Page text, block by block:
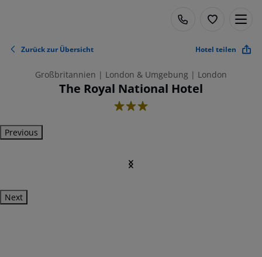
Zurück zur Übersicht Hotel teilen
Großbritannien | London & Umgebung | London
The Royal National Hotel
3
Previous
Next